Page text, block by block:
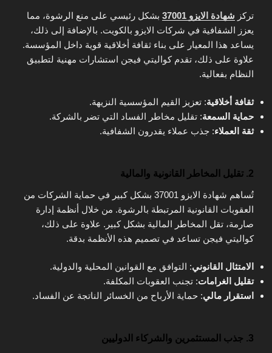
تركز شهادة الايزو 37001
بشكل رئيسي على منع الرشوة، مما
يعزز الشفافية في شركات الايزو بالكويت. بالإضافة إلى ذلك،
يساعد هذا المعيار على بناء ثقافة أخلاقية قوية داخل المؤسسة.
علاوة على ذلك، تقدم كواليتي فيجن استشارات مهنية لتطبيق
النظام بفعالية.
ثقافة أخلاقية: تعزيز القيم المؤسسية النزيهة.
حماية السمعة: تقليل مخاطر الفساد التي تضر بالشركة.
ثقة العملاء: جذب عملاء يقدرون الشفافية.
2. تقليل المخاطر القانونية والمالية
تُساهم شهادة الايزو 37001 بشكل كبير في حماية الشركات من
العقوبات القانونية المرتبطة بالرشوة. من خلال أنظمة إدارة
صارمة، تقل المخاطر المالية بشكل كبير. علاوة على ذلك،
كواليتي فيجن تساعد في تصميم هذه الأنظمة بدقة.
الامتثال القانوني: التوافق مع القوانين المحلية والدولية.
تقليل الغرامات: تجنب العقوبات المكلفة.
استقرار مالي: حماية الأرباح من الخسائر الناتجة عن الفساد.
3. جذب المستثمرين والشركاء الدوليين